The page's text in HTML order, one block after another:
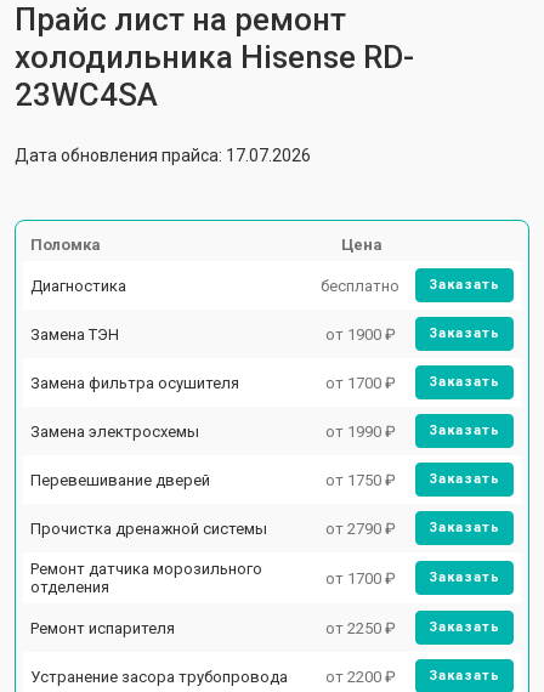
Прайс лист на ремонт
холодильника Hisense RD-
23WC4SA
Дата обновления прайса: 17.07.2026
Поломка Цена
Диагностика бесплатно Заказать
Замена ТЭН от 1900 ₽ Заказать
Замена фильтра осушителя от 1700 ₽ Заказать
Замена электросхемы от 1990 ₽ Заказать
Перевешивание дверей от 1750 ₽ Заказать
Прочистка дренажной системы от 2790 ₽ Заказать
Ремонт датчика морозильного
отделения
от 1700 ₽ Заказать
Ремонт испарителя от 2250 ₽ Заказать
Устранение засора трубопровода от 2200 ₽ Заказать